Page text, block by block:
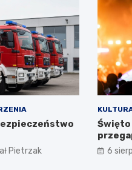
Pietrzak
Święto
6